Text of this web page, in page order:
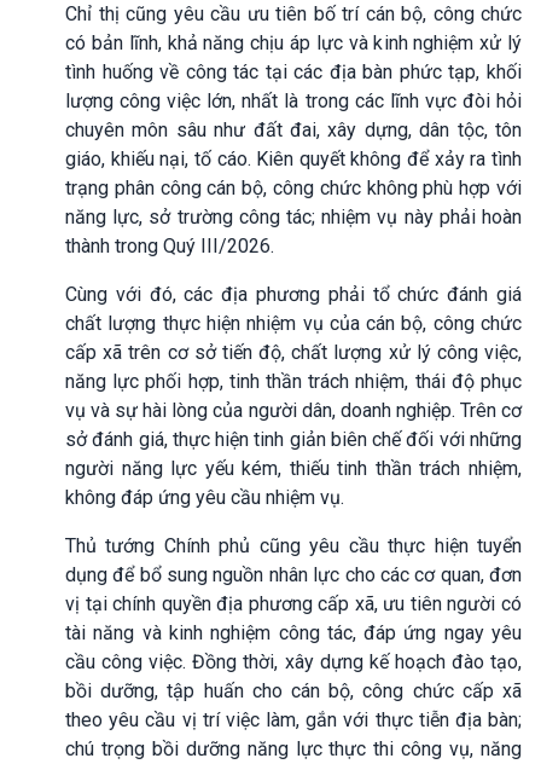
Chỉ thị cũng yêu cầu ưu tiên bố trí cán bộ, công chức
có bản lĩnh, khả năng chịu áp lực và kinh nghiệm xử lý
tình huống về công tác tại các địa bàn phức tạp, khối
lượng công việc lớn, nhất là trong các lĩnh vực đòi hỏi
chuyên môn sâu như đất đai, xây dựng, dân tộc, tôn
giáo, khiếu nại, tố cáo. Kiên quyết không để xảy ra tình
trạng phân công cán bộ, công chức không phù hợp với
năng lực, sở trường công tác; nhiệm vụ này phải hoàn
thành trong Quý III/2026.
Cùng với đó, các địa phương phải tổ chức đánh giá
chất lượng thực hiện nhiệm vụ của cán bộ, công chức
cấp xã trên cơ sở tiến độ, chất lượng xử lý công việc,
năng lực phối hợp, tinh thần trách nhiệm, thái độ phục
vụ và sự hài lòng của người dân, doanh nghiệp. Trên cơ
sở đánh giá, thực hiện tinh giản biên chế đối với những
người năng lực yếu kém, thiếu tinh thần trách nhiệm,
không đáp ứng yêu cầu nhiệm vụ.
Thủ tướng Chính phủ cũng yêu cầu thực hiện tuyển
dụng để bổ sung nguồn nhân lực cho các cơ quan, đơn
vị tại chính quyền địa phương cấp xã, ưu tiên người có
tài năng và kinh nghiệm công tác, đáp ứng ngay yêu
cầu công việc. Đồng thời, xây dựng kế hoạch đào tạo,
bồi dưỡng, tập huấn cho cán bộ, công chức cấp xã
theo yêu cầu vị trí việc làm, gắn với thực tiễn địa bàn;
chú trọng bồi dưỡng năng lực thực thi công vụ, năng